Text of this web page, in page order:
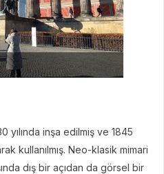
yılında inşa edilmiş ve 1845
kullanılmış. Neo-klasik mimari
dış bir açıdan da görsel bir